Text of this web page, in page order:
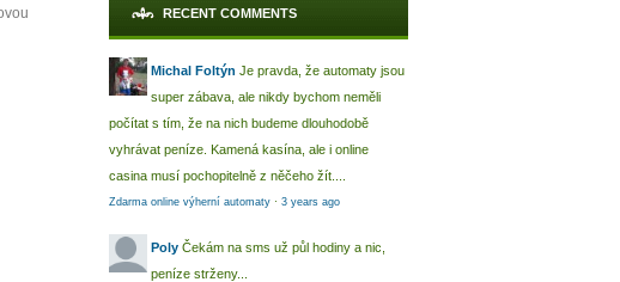
RECENT COMMENTS
Michal Foltýn Je pravda, že automaty jsou
super zábava, ale nikdy bychom neměli
počítat s tím, že na nich budeme dlouhodobě
vyhrávat peníze. Kamená kasína, ale i online
casina musí pochopitelně z něčeho žít....
Zdarma online výherní automaty · 3 years ago
Poly Čekám na sms už půl hodiny a nic,
peníze strženy...